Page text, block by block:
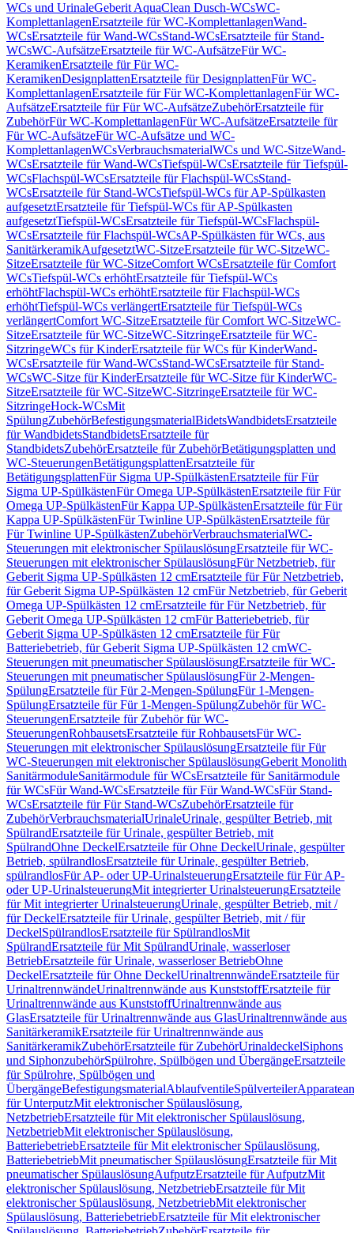
WCs und UrinaleGeberit AquaClean Dusch-WCsWC-
KomplettanlagenErsatzteile für WC-KomplettanlagenWand-
WCsErsatzteile für Wand-WCsStand-WCsErsatzteile für Stand-
WCsWC-AufsätzeErsatzteile für WC-AufsätzeFür WC-
KeramikenErsatzteile für Für WC-
KeramikenDesignplattenErsatzteile für DesignplattenFür WC-
KomplettanlagenErsatzteile für Für WC-KomplettanlagenFür WC-
AufsätzeErsatzteile für Für WC-AufsätzeZubehörErsatzteile für
ZubehörFür WC-KomplettanlagenFür WC-AufsätzeErsatzteile für
Für WC-AufsätzeFür WC-Aufsätze und WC-
KomplettanlagenWCsVerbrauchsmaterialWCs und WC-SitzeWand-
WCsErsatzteile für Wand-WCsTiefspül-WCsErsatzteile für Tiefspül-
WCsFlachspül-WCsErsatzteile für Flachspül-WCsStand-
WCsErsatzteile für Stand-WCsTiefspül-WCs für AP-Spülkasten
aufgesetztErsatzteile für Tiefspül-WCs für AP-Spülkasten
aufgesetztTiefspül-WCsErsatzteile für Tiefspül-WCsFlachspül-
WCsErsatzteile für Flachspül-WCsAP-Spülkästen für WCs, aus
SanitärkeramikAufgesetztWC-SitzeErsatzteile für WC-SitzeWC-
SitzeErsatzteile für WC-SitzeComfort WCsErsatzteile für Comfort
WCsTiefspül-WCs erhöhtErsatzteile für Tiefspül-WCs
erhöhtFlachspül-WCs erhöhtErsatzteile für Flachspül-WCs
erhöhtTiefspül-WCs verlängertErsatzteile für Tiefspül-WCs
verlängertComfort WC-SitzeErsatzteile für Comfort WC-SitzeWC-
SitzeErsatzteile für WC-SitzeWC-SitzringeErsatzteile für WC-
SitzringeWCs für KinderErsatzteile für WCs für KinderWand-
WCsErsatzteile für Wand-WCsStand-WCsErsatzteile für Stand-
WCsWC-Sitze für KinderErsatzteile für WC-Sitze für KinderWC-
SitzeErsatzteile für WC-SitzeWC-SitzringeErsatzteile für WC-
SitzringeHock-WCsMit
SpülungZubehörBefestigungsmaterialBidetsWandbidetsErsatzteile
für WandbidetsStandbidetsErsatzteile für
StandbidetsZubehörErsatzteile für ZubehörBetätigungsplatten und
WC-SteuerungenBetätigungsplattenErsatzteile für
BetätigungsplattenFür Sigma UP-SpülkästenErsatzteile für Für
Sigma UP-SpülkästenFür Omega UP-SpülkästenErsatzteile für Für
Omega UP-SpülkästenFür Kappa UP-SpülkästenErsatzteile für Für
Kappa UP-SpülkästenFür Twinline UP-SpülkästenErsatzteile für
Für Twinline UP-SpülkästenZubehörVerbrauchsmaterialWC-
Steuerungen mit elektronischer SpülauslösungErsatzteile für WC-
Steuerungen mit elektronischer SpülauslösungFür Netzbetrieb, für
Geberit Sigma UP-Spülkästen 12 cmErsatzteile für Für Netzbetrieb,
für Geberit Sigma UP-Spülkästen 12 cmFür Netzbetrieb, für Geberit
Omega UP-Spülkästen 12 cmErsatzteile für Für Netzbetrieb, für
Geberit Omega UP-Spülkästen 12 cmFür Batteriebetrieb, für
Geberit Sigma UP-Spülkästen 12 cmErsatzteile für Für
Batteriebetrieb, für Geberit Sigma UP-Spülkästen 12 cmWC-
Steuerungen mit pneumatischer SpülauslösungErsatzteile für WC-
Steuerungen mit pneumatischer SpülauslösungFür 2-Mengen-
SpülungErsatzteile für Für 2-Mengen-SpülungFür 1-Mengen-
SpülungErsatzteile für Für 1-Mengen-SpülungZubehör für WC-
SteuerungenErsatzteile für Zubehör für WC-
SteuerungenRohbausetsErsatzteile für RohbausetsFür WC-
Steuerungen mit elektronischer SpülauslösungErsatzteile für Für
WC-Steuerungen mit elektronischer SpülauslösungGeberit Monolith
SanitärmoduleSanitärmodule für WCsErsatzteile für Sanitärmodule
für WCsFür Wand-WCsErsatzteile für Für Wand-WCsFür Stand-
WCsErsatzteile für Für Stand-WCsZubehörErsatzteile für
ZubehörVerbrauchsmaterialUrinaleUrinale, gespülter Betrieb, mit
SpülrandErsatzteile für Urinale, gespülter Betrieb, mit
SpülrandOhne DeckelErsatzteile für Ohne DeckelUrinale, gespülter
Betrieb, spülrandlosErsatzteile für Urinale, gespülter Betrieb,
spülrandlosFür AP- oder UP-UrinalsteuerungErsatzteile für Für AP-
oder UP-UrinalsteuerungMit integrierter UrinalsteuerungErsatzteile
für Mit integrierter UrinalsteuerungUrinale, gespülter Betrieb, mit /
für DeckelErsatzteile für Urinale, gespülter Betrieb, mit / für
DeckelSpülrandlosErsatzteile für SpülrandlosMit
SpülrandErsatzteile für Mit SpülrandUrinale, wasserloser
BetriebErsatzteile für Urinale, wasserloser BetriebOhne
DeckelErsatzteile für Ohne DeckelUrinaltrennwändeErsatzteile für
UrinaltrennwändeUrinaltrennwände aus KunststoffErsatzteile für
Urinaltrennwände aus KunststoffUrinaltrennwände aus
GlasErsatzteile für Urinaltrennwände aus GlasUrinaltrennwände aus
SanitärkeramikErsatzteile für Urinaltrennwände aus
SanitärkeramikZubehörErsatzteile für ZubehörUrinaldeckelSiphons
und SiphonzubehörSpülrohre, Spülbögen und ÜbergängeErsatzteile
für Spülrohre, Spülbögen und
ÜbergängeBefestigungsmaterialAblaufventileSpülverteiler
für UnterputzMit elektronischer Spülauslösung,
NetzbetriebErsatzteile für Mit elektronischer Spülauslösung,
NetzbetriebMit elektronischer Spülauslösung,
BatteriebetriebErsatzteile für Mit elektronischer Spülauslösung,
BatteriebetriebMit pneumatischer SpülauslösungErsatzteile für Mit
pneumatischer SpülauslösungAufputzErsatzteile für AufputzMit
elektronischer Spülauslösung, NetzbetriebErsatzteile für Mit
elektronischer Spülauslösung, NetzbetriebMit elektronischer
Spülauslösung, BatteriebetriebErsatzteile für Mit elektronischer